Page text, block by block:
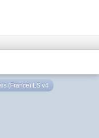
(France) LS v4